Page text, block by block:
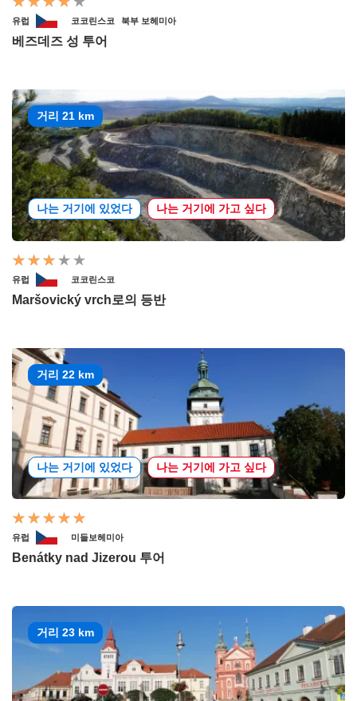
유럽 코코린스코 북부 보헤미아
베즈데즈 성 투어
거리 21 km
나는 거기에 있었다 나는 거기에 가고 싶다
유럽 코코린스코
Maršovický vrch로의 등반
거리 22 km
나는 거기에 있었다 나는 거기에 가고 싶다
유럽 미들보헤미아
Benátky nad Jizerou 투어
거리 23 km